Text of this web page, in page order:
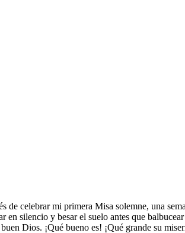
de celebrar mi primera Misa solemne, una
en silencio y besar el suelo antes que
Dios. ¡Qué bueno es! ¡Qué grande su